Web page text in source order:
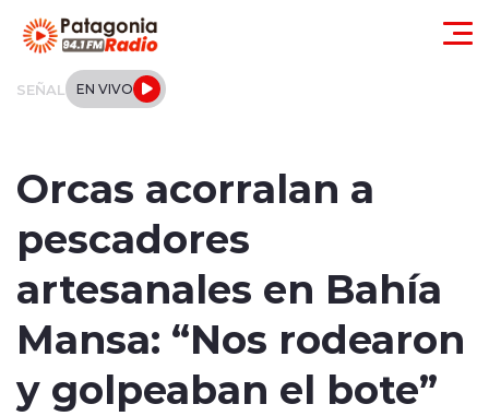
SEÑAL EN VIVO
Tendencias
Internacional
Orcas acorralan a
pescadores
artesanales en Bahía
Mansa: “Nos rodearon
y golpeaban el bote”